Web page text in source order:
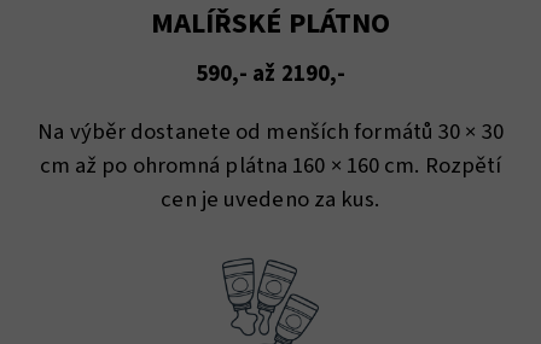
MALÍŘSKÉ PLÁTNO
590,- až 2190,-
Na výběr dostanete od menších formátů 30 × 30
cm až po ohromná plátna 160 × 160 cm. Rozpětí
cen je uvedeno za kus.